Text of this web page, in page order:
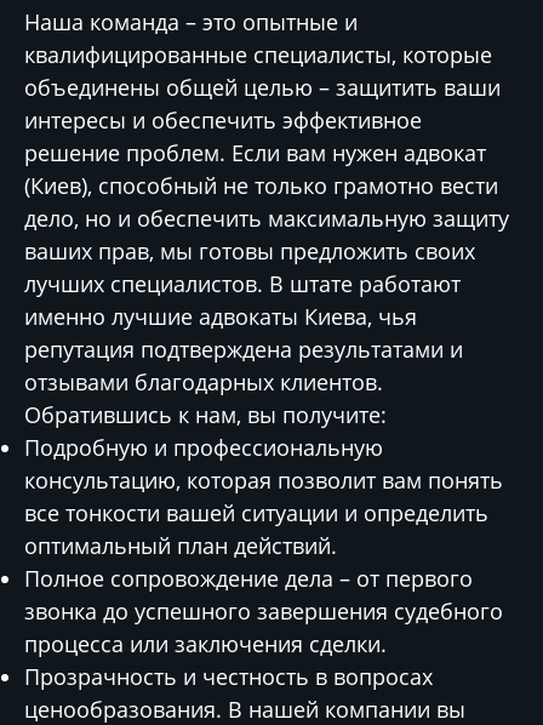
Наша команда – это опытные и
квалифицированные специалисты, которые
объединены общей целью – защитить ваши
интересы и обеспечить эффективное
решение проблем. Если вам нужен адвокат
(Киев), способный не только грамотно вести
дело, но и обеспечить максимальную защиту
ваших прав, мы готовы предложить своих
лучших специалистов. В штате работают
именно лучшие адвокаты Киева, чья
репутация подтверждена результатами и
отзывами благодарных клиентов.
Обратившись к нам, вы получите:
Подробную и профессиональную
консультацию, которая позволит вам понять
все тонкости вашей ситуации и определить
оптимальный план действий.
Полное сопровождение дела – от первого
звонка до успешного завершения судебного
процесса или заключения сделки.
Прозрачность и честность в вопросах
ценообразования. В нашей компании вы